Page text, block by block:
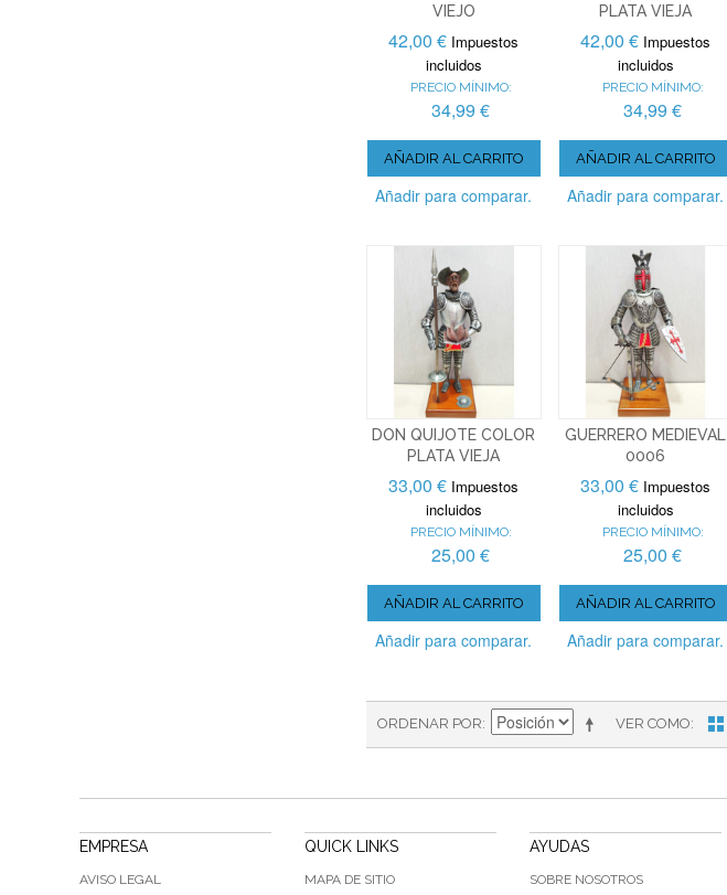
VIEJO
42,00 € Impuestos
incluidos
PRECIO MÍNIMO:
34,99 €
AÑADIR AL CARRITO
Añadir para comparar.
PLATA VIEJA
42,00 € Impuestos
incluidos
PRECIO MÍNIMO:
34,99 €
AÑADIR AL CARRITO
Añadir para comparar.
DON QUIJOTE COLOR
PLATA VIEJA
33,00 € Impuestos
incluidos
PRECIO MÍNIMO:
25,00 €
AÑADIR AL CARRITO
Añadir para comparar.
GUERRERO MEDIEVAL
0006
33,00 € Impuestos
incluidos
PRECIO MÍNIMO:
25,00 €
AÑADIR AL CARRITO
Añadir para comparar.
VER COMO
ORDENAR POR
EMPRESA
AVISO LEGAL
QUICK LINKS
MAPA DE SITIO
AYUDAS
SOBRE NOSOTROS